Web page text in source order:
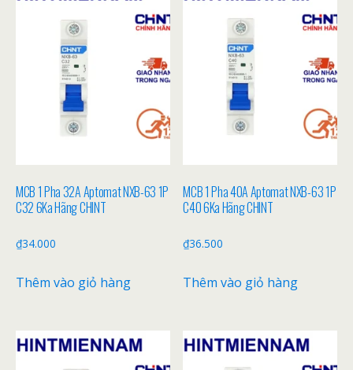
MCB 1 Pha 32A Aptomat NXB-63 1P
C32 6Ka Hãng CHINT
₫34.000
Thêm vào giỏ hàng
MCB 1 Pha 40A Aptomat NXB-63 1P
C40 6Ka Hãng CHINT
₫36.500
Thêm vào giỏ hàng